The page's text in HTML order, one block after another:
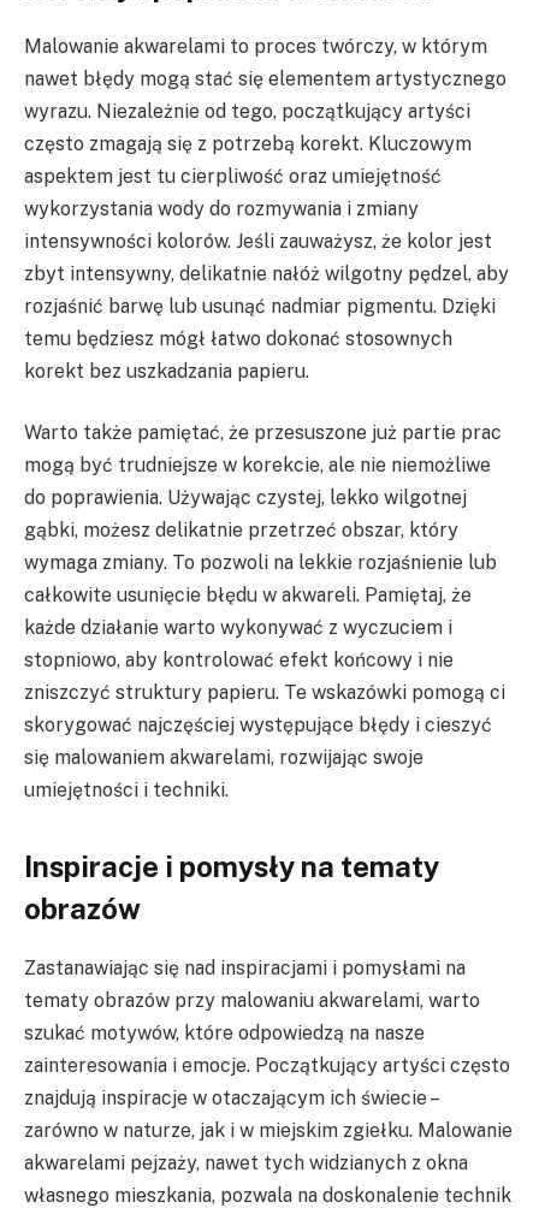
Malowanie akwarelami to proces twórczy, w którym
nawet błędy mogą stać się elementem artystycznego
wyrazu. Niezależnie od tego, początkujący artyści
często zmagają się z potrzebą korekt. Kluczowym
aspektem jest tu cierpliwość oraz umiejętność
wykorzystania wody do rozmywania i zmiany
intensywności kolorów. Jeśli zauważysz, że kolor jest
zbyt intensywny, delikatnie nałóż wilgotny pędzel, aby
rozjaśnić barwę lub usunąć nadmiar pigmentu. Dzięki
temu będziesz mógł łatwo dokonać stosownych
korekt bez uszkadzania papieru.
Warto także pamiętać, że przesuszone już partie prac
mogą być trudniejsze w korekcie, ale nie niemożliwe
do poprawienia. Używając czystej, lekko wilgotnej
gąbki, możesz delikatnie przetrzeć obszar, który
wymaga zmiany. To pozwoli na lekkie rozjaśnienie lub
całkowite usunięcie błędu w akwareli. Pamiętaj, że
każde działanie warto wykonywać z wyczuciem i
stopniowo, aby kontrolować efekt końcowy i nie
zniszczyć struktury papieru. Te wskazówki pomogą ci
skorygować najczęściej występujące błędy i cieszyć
się malowaniem akwarelami, rozwijając swoje
umiejętności i techniki.
Inspiracje i pomysły na tematy
obrazów
Zastanawiając się nad inspiracjami i pomysłami na
tematy obrazów przy malowaniu akwarelami, warto
szukać motywów, które odpowiedzą na nasze
zainteresowania i emocje. Początkujący artyści często
znajdują inspiracje w otaczającym ich świecie –
zarówno w naturze, jak i w miejskim zgiełku. Malowanie
akwarelami pejzaży, nawet tych widzianych z okna
własnego mieszkania, pozwala na doskonalenie technik